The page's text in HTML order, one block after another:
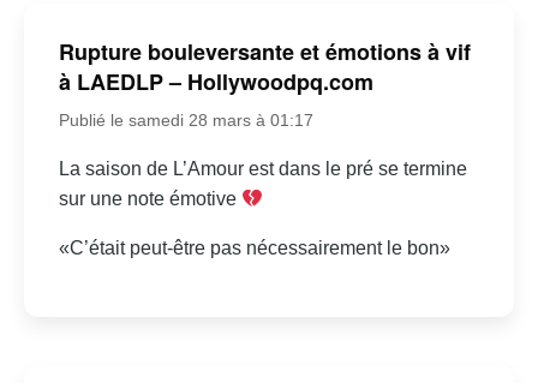
Rupture bouleversante et émotions à vif
à LAEDLP – Hollywoodpq.com
Publié le samedi 28 mars à 01:17
La saison de L’Amour est dans le pré se termine
sur une note émotive
«C’était peut-être pas nécessairement le bon»